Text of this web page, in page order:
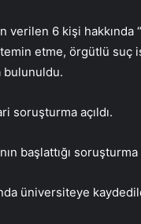
verilen 6 kişi
etme, örgütlü suç
bulunuldu.
soruşturma açıldı.
başlattığı
üniversiteye